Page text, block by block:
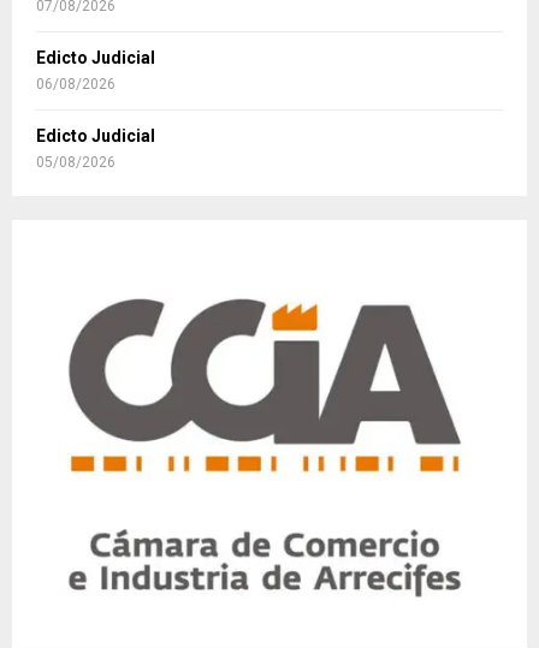
07/08/2026
Edicto Judicial
06/08/2026
Edicto Judicial
05/08/2026